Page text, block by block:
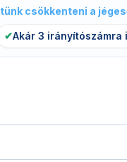
csökkenteni a
✔Akár 3 irányítószámra